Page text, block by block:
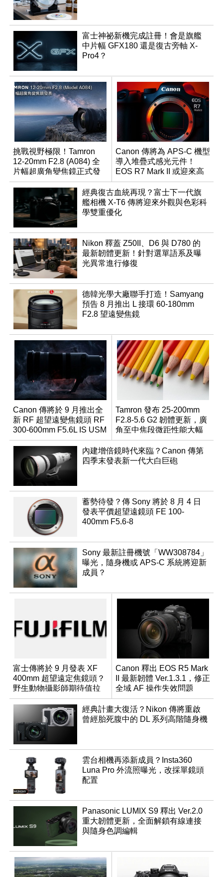
富士神祕新機完成註冊！會是旗艦
中片幅 GFX180 還是復古旁軸 X-
Pro4？
挑戰視野極限！Tamron
12-20mm F2.8 (A084) 全
片幅超廣角變焦鏡正式發
表
Canon 傳將為 APS-C 機型
導入堆疊式感光元件！
EOS R7 Mark II 或迎來高
速讀出升級
經典復古血統再現？富士下一代旗
艦相機 X-T6 傳將迎來外觀與色彩科
學雙重優化
Nikon 釋蓋 Z50II、D6 與 D780 的
最新韌體更新！針對選單語系及曝
光異常進行修復
德韓光學大廠聯手打造！Samyang
預告 8 月推出 L 接環 60-180mm
F2.8 望遠變焦鏡
Canon 傳將於 9 月推出全
新 RF 超望遠變焦鏡頭 RF
300-600mm F5.6L IS USM
Tamron 發布 25-200mm
F2.8-5.6 G2 韌體更新，廣
角至中焦段微距性能大幅
升級
內建增倍鏡時代來臨？Canon 傳第
四季末發表新一代大白巨砲
蓄勢待發？傳 Sony 將於 8 月 4 日
發表平價超望遠鏡頭 FE 100-
400mm F5.6-8
Sony 最新註冊機號「WW308784」
曝光，隨身機或 APS-C 系統將迎新
成員？
富士傳將於 9 月發表 XF
400mm 超望遠定焦鏡頭？
野生動物攝影師期待值拉
滿
Canon 釋出 EOS R5 Mark
II 最新韌體 Ver.1.3.1，修正
全域 AF 操作失效問題
經典計畫大復活？Nikon 傳將重啟
曾經胎死腹中的 DL 系列高階隨身機
雲台相機再添新成員？Insta360
Luna Pro 外流照曝光，改採單鏡頭
配置
Panasonic LUMIX S9 釋出 Ver.2.0
重大韌體更新，全面解鎖有線連接
與隨身色調編輯